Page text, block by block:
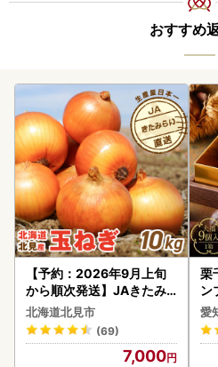
おすすめ
【予約：2026年9月上旬
から順次発送】JAきたみ
らい産 玉ねぎ Lサイズ 10k
g ( タマネギ たまねぎ 野菜
)【210-0003-2026】
北海道北見市
(69)
7,000
栗
ン
デ
愛